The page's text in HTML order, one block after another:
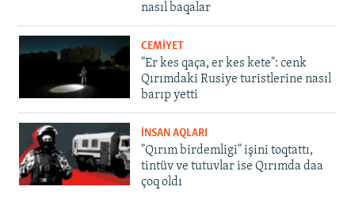
nasıl baqalar
CEMİYET
"Er kes qaça, er kes kete": cenk
Qırımdaki Rusiye turistlerine nasıl
barıp yetti
İNSAN AQLARI
"Qırım birdemligi" işini toqtattı,
tintüv ve tutuvlar ise Qırımda daa
çoq oldı